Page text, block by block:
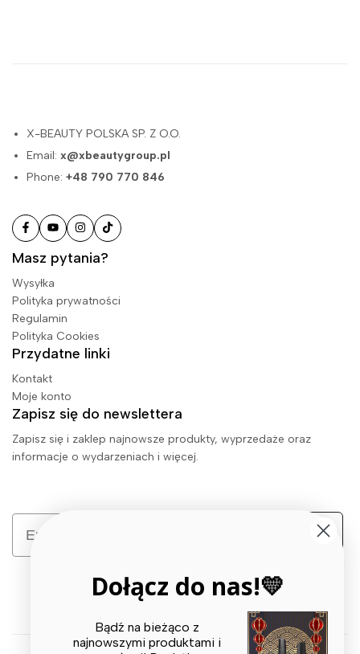
X-BEAUTY POLSKA SP. Z O.O.
Email:x@xbeautygroup.pl
Phone:+48 790 770 846
Masz pytania?
Wysyłka
Polityka prywatności
Regulamin
Polityka Cookies
Przydatne linki
Kontakt
Moje konto
Zapisz się do newslettera
Zapisz się i zaklep najnowsze produkty, wyprzedaże oraz
informacje o wydarzeniach i więcej.
Email
Zapisz się
Dołącz do nas!💛
Bądź na bieżąco z
najnowszymi produktami i